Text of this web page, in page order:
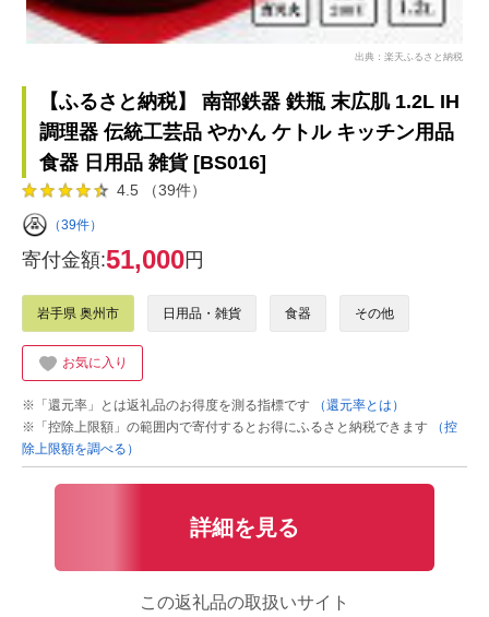
出典：楽天ふるさと納税
【ふるさと納税】 南部鉄器 鉄瓶 末広肌 1.2L IH
調理器 伝統工芸品 やかん ケトル キッチン用品
食器 日用品 雑貨 [BS016]
4.5 （39件）
（39件）
寄付金額:51,000円
岩手県 奥州市 日用品・雑貨 食器 その他
お気に入り
※「還元率」とは返礼品のお得度を測る指標です
（還元率とは）
※「控除上限額」の範囲内で寄付するとお得にふるさと納税できます
（控
除上限額を調べる）
詳細を見る
この返礼品の取扱いサイト